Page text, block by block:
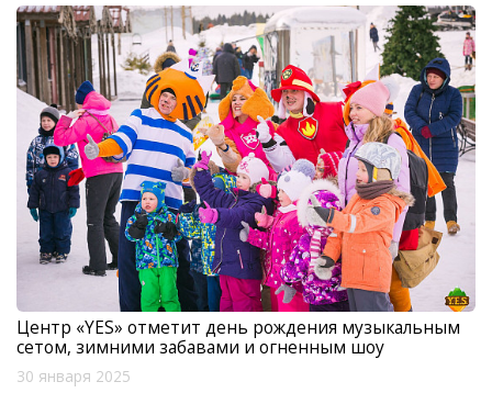
Центр «YES» отметит день рождения музыкальным
сетом, зимними забавами и огненным шоу
30 января 2025